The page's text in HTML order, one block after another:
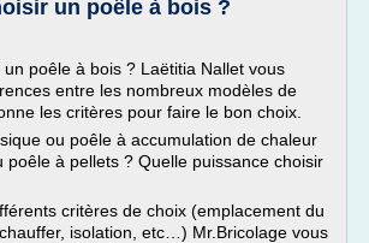
un poêle à bois ?
poêle à bois ? Laëtitia Nallet vous
entre les nombreux modèles de
les critères pour faire le bon choix.
ou poêle à accumulation de chaleur
poêle à pellets ? Quelle puissance choisir
critères de choix (emplacement du
isolation, etc…) Mr.Bricolage vous